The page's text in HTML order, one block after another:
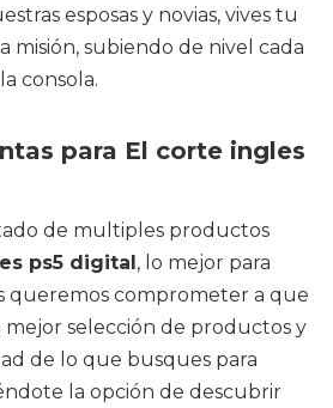
esposas y novias, vives tu
misión, subiendo de nivel cada
consola.
para El corte ingles
de multiples productos
ps5 digital, lo mejor para
queremos comprometer a que
selección de productos y
de lo que busques para
la opción de descubrir